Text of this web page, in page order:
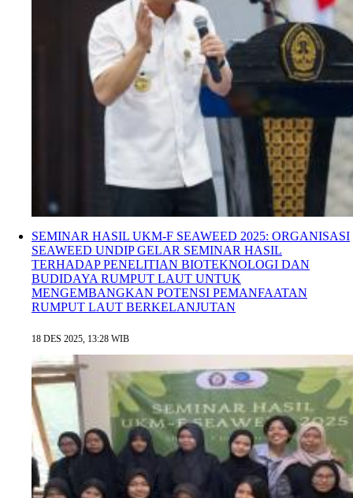
SEMINAR HASIL UKM-F SEAWEED 2025: ORGANISASI
SEAWEED UNDIP GELAR SEMINAR HASIL
TERHADAP PENELITIAN BIOTEKNOLOGI DAN
BUDIDAYA RUMPUT LAUT UNTUK
MENGEMBANGKAN POTENSI PEMANFAATAN
RUMPUT LAUT BERKELANJUTAN
18 DES 2025, 13:28 WIB